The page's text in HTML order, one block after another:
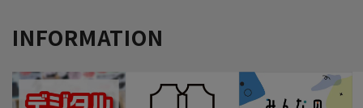
INFORMATION